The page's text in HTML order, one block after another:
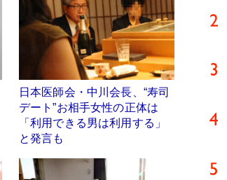
日本医師会・中川会長、“寿司
デート”お相手女性の正体は
「利用できる男は利用する」
と発言も